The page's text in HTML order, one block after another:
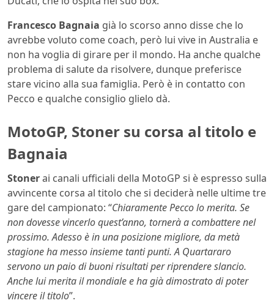
Francesco Bagnaia già lo scorso anno disse che lo
avrebbe voluto come coach, però lui vive in Australia e
non ha voglia di girare per il mondo. Ha anche qualche
problema di salute da risolvere, dunque preferisce
stare vicino alla sua famiglia. Però è in contatto con
Pecco e qualche consiglio glielo dà.
MotoGP, Stoner su corsa al titolo e
Bagnaia
Stonerai canali ufficiali della MotoGP si è espresso sulla
avvincente corsa al titolo che si deciderà nelle ultime tre
gare del campionato: “Chiaramente Pecco lo merita. Se
non dovesse vincerlo quest’anno, tornerà a combattere nel
prossimo. Adesso è in una posizione migliore, da metà
stagione ha messo insieme tanti punti. A Quartararo
servono un paio di buoni risultati per riprendere slancio.
Anche lui merita il mondiale e ha già dimostrato di poter
vincere il titolo”.